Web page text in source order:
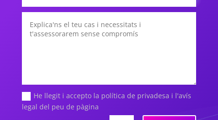
He llegit i accepto la política de privadesa i l'avís
legal del peu de pàgina